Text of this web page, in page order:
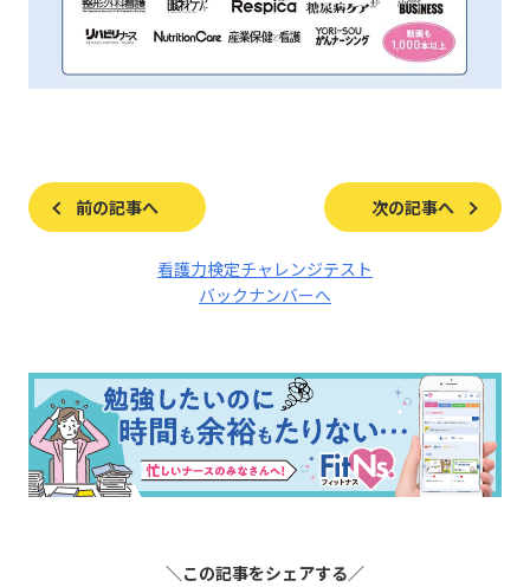
前の記事へ 次の記事へ
看護力検定チャレンジテスト
バックナンバーへ
＼この記事をシェアする／